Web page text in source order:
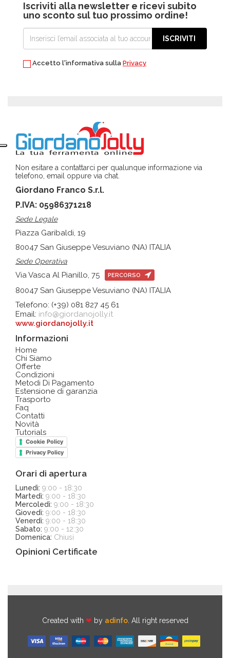
Iscriviti alla newsletter e ricevi subito
uno sconto sul tuo prossimo ordine!
ISCRIVITI
Accetto l'informativa sulla Privacy
Non esitare a contattarci per qualunque informazione via
telefono, email oppure via chat.
Giordano Franco S.r.l.
P.IVA: 05986371218
Sede Legale
Piazza Garibaldi, 19
80047 San Giuseppe Vesuviano (NA) ITALIA
Sede Operativa
Via Vasca Al Pianillo, 75 PERCORSO
80047 San Giuseppe Vesuviano (NA) ITALIA
Telefono: (+39) 081 827 45 61
Email: info@giordanojolly.it
www.giordanojolly.it
Informazioni
Home
Chi Siamo
Offerte
Condizioni
Metodi Di Pagamento
Estensione di garanzia
Trasporto
Faq
Contatti
Novità
Tutorials
Cookie Policy
Privacy Policy
Orari di apertura
Lunedì: 9:00 - 18:30
Martedì: 9:00 - 18:30
Mercoledì: 9:00 - 18:30
Giovedì: 9:00 - 18:30
Venerdì: 9:00 - 18:30
Sabato: 9:00 - 12:30
Domenica: Chiusi
Opinioni Certificate
Created with ❤ by adinfo. All right reserved